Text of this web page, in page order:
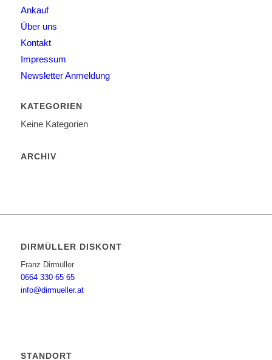
Ankauf
Über uns
Kontakt
Impressum
Newsletter Anmeldung
KATEGORIEN
Keine Kategorien
ARCHIV
DIRMÜLLER DISKONT
Franz Dirmüller
0664 330 65 65
info@dirmueller.at
STANDORT